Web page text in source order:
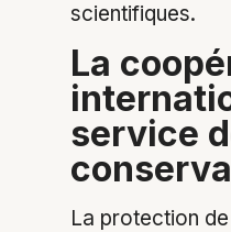
scientifiques.
La
service
La protection